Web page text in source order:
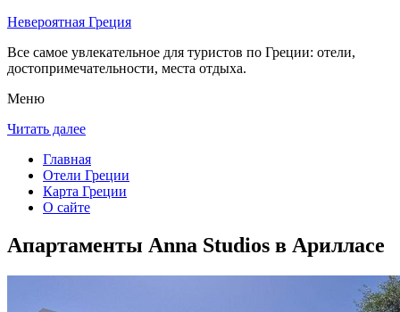
Невероятная Греция
Все самое увлекательное для туристов по Греции: отели,
достопримечательности, места отдыха.
Меню
Читать далее
Главная
Отели Греции
Карта Греции
О сайте
Апартаменты Anna Studios в Арилласе